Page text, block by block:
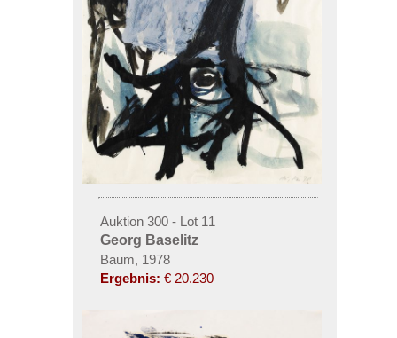
Auktion 300 - Lot 11
Georg Baselitz
Baum, 1978
Ergebnis: € 20.230